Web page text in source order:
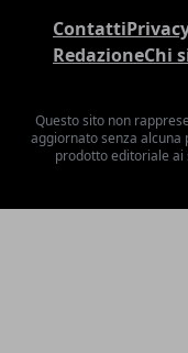
Contatti
RedazioneChi
Questo sito non
aggiornato senza
prodotto editoriale ai